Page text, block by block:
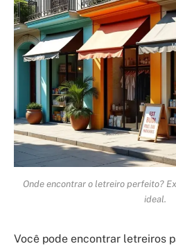
Onde encontrar o letreiro perfeito?
ideal.
Você pode encontrar letreiros